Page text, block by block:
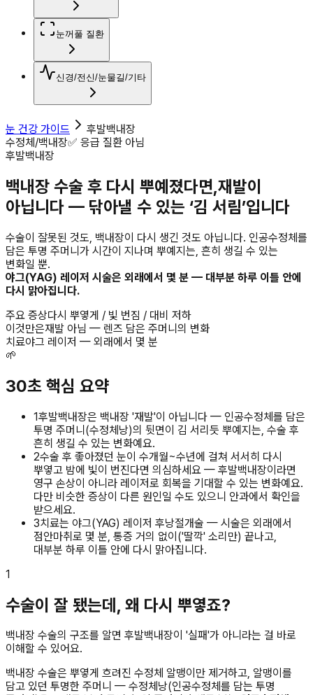
눈꺼풀 질환
신경/전신/눈물길/기타
눈 건강 가이드
후발백내장
수정체/백내장✅ 응급 질환 아님
후발백내장
백내장 수술 후 다시 뿌예졌다면,재발이
아닙니다 — 닦아낼 수 있는 ‘김 서림’입니다
수술이 잘못된 것도, 백내장이 다시 생긴 것도 아닙니다. 인공수정체를
담은 투명 주머니가 시간이 지나며 뿌예지는, 흔히 생길 수 있는
변화일 뿐.
야그(YAG) 레이저 시술은 외래에서 몇 분 — 대부분 하루 이틀 안에
다시 맑아집니다.
주요 증상다시 뿌옇게 / 빛 번짐 / 대비 저하
이것만은재발 아님 — 렌즈 담은 주머니의 변화
치료야그 레이저 — 외래에서 몇 분
🌱
30초 핵심 요약
1후발백내장은 백내장 '재발'이 아닙니다 — 인공수정체를 담은
투명 주머니(수정체낭)의 뒷면이 김 서리듯 뿌예지는, 수술 후
흔히 생길 수 있는 변화예요.
2수술 후 좋아졌던 눈이 수개월~수년에 걸쳐 서서히 다시
뿌옇고 밤에 빛이 번진다면 의심하세요 — 후발백내장이라면
영구 손상이 아니라 레이저로 회복을 기대할 수 있는 변화예요.
다만 비슷한 증상이 다른 원인일 수도 있으니 안과에서 확인을
받으세요.
3치료는 야그(YAG) 레이저 후낭절개술 — 시술은 외래에서
점안마취로 몇 분, 통증 거의 없이('딸깍' 소리만) 끝나고,
대부분 하루 이틀 안에 다시 맑아집니다.
1
수술이 잘 됐는데, 왜 다시 뿌옇죠?
백내장 수술의 구조를 알면 후발백내장이 '실패'가 아니라는 걸 바로
이해할 수 있어요.
백내장 수술은 뿌옇게 흐려진 수정체 알맹이만 제거하고, 알맹이를
담고 있던 투명한 주머니 — 수정체낭(인공수정체를 담는 투명